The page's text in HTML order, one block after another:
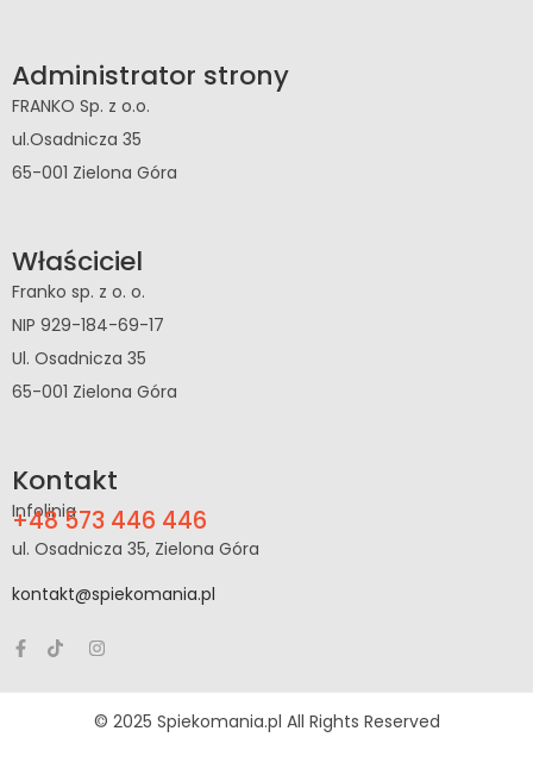
Administrator strony
FRANKO Sp. z o.o.
ul.Osadnicza 35
65-001 Zielona Góra
Właściciel
Franko sp. z o. o.
NIP 929-184-69-17
Ul. Osadnicza 35
65-001 Zielona Góra
Kontakt
Infolinia
+48 573 446 446
ul. Osadnicza 35, Zielona Góra
kontakt@spiekomania.pl
© 2025 Spiekomania.pl All Rights Reserved